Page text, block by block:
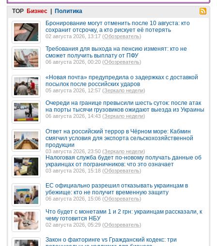
TOP Бизнес | Политика
Бронирование могут отменить после 10 августа: кто
сохранит отсрочку, а кто рискует её потерять
02 августа 2026, 13:17 (Обозреватель)
Требования для выхода на пенсию изменят: кто не
сможет получить выплату от ПФУ
06 августа 2026, 00:20 (Обозреватель)
«Новая почта» предупредила о задержках с доставкой
посылок после российских ударов
05 августа 2026, 12:57 (Зеркало недели)
Очереди на границе превысили шесть суток: после атак
на порты тысячи грузовиков ожидают выезда из Украины
06 августа 2026, 14:43 (Зеркало недели)
Ответ на российский террор в Чёрном море: Кабмин
смягчил условия для экспорта сельскохозяйственной
продукции
03 августа 2026, 23:50 (Зеркало недели)
Налоговая служба будет по-новому получать данные об
украинцах от пограничников: что это означает
03 августа 2026, 15:18 (Обозреватель)
ЕС официально разрешил отказывать украинцам в
убежище: кто не получит временную защиту
06 августа 2026, 15:06 (Обозреватель)
Что будет с монетами 1 и 2 грн: украинцам рассказали, к
чему готовится НБУ
02 августа 2026, 05:29 (Обозреватель)
Закон о факторинге vs Гражданский кодекс: три